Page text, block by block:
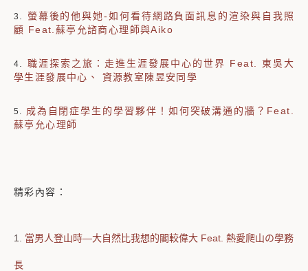
3
螢幕後的他與她-如何看待網路負面訊息的渲染與自我照
顧 Feat.蘇亭允諮商心理師與Aiko
4
職涯探索之旅：走進生涯發展中心的世界 Feat. 東吳大
學生涯發展中心、 資源教室陳昱安同學
5. 成為自閉症學生的學習夥伴！如何突破溝通的牆？Feat.
蘇亭允心理師
精彩內容：
1. 當男人登山時—大自然比我想的閣較偉大 Feat. 熱愛爬山の學務
長